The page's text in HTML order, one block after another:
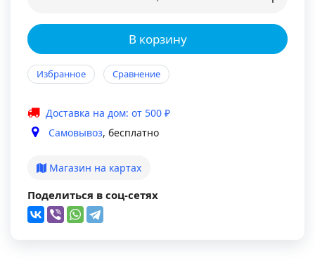
В корзину
Избранное Сравнение
Доставка на дом: от 500 ₽
Самовывоз, бесплатно
Магазин на картах
Поделиться в соц-сетях